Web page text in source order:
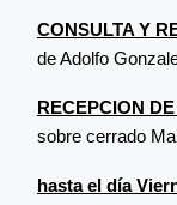
CONSULTA Y
de Adolfo
RECEPCION
sobre cerrado
hasta el día